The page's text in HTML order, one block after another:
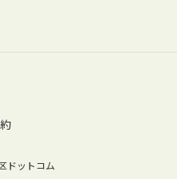
ドットコム